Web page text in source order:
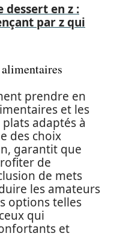
dessert en z :
par z qui
prendre en
et les
adaptés à
des choix
garantit que
de
de mets
les amateurs
options telles
qui
et